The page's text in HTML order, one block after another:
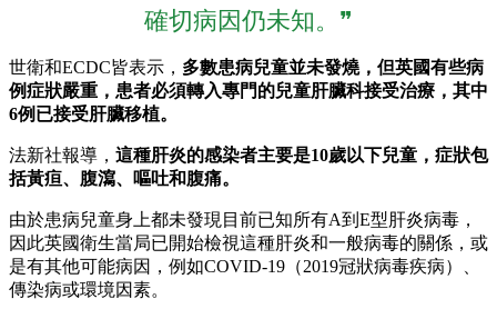
確切病因仍未知。❞
世衛和ECDC皆表示， 多數患病兒童並未發燒，但英國有些病
例症狀嚴重，患者必須轉入專門的兒童肝臟科接受治療，其中
6例已接受肝臟移植。
法新社報導， 這種肝炎的感染者主要是10歲以下兒童，症狀包
括黃疸、腹瀉、嘔吐和腹痛。
由於患病兒童身上都未發現目前已知所有A到E型肝炎病毒，
因此英國衛生當局已開始檢視這種肝炎和一般病毒的關係，或
是有其他可能病因，例如COVID-19（2019冠狀病毒疾病）、
傳染病或環境因素。